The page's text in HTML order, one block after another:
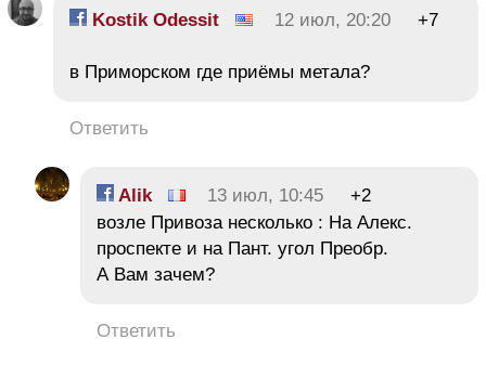
Kostik Odessit 12 июл, 20:20 +7
в Приморском где приёмы метала?
Ответить
Alik 13 июл, 10:45
+2
возле Привоза несколько : На Алекс.
проспекте и на Пант. угол Преобр.
А Вам зачем?
Ответить